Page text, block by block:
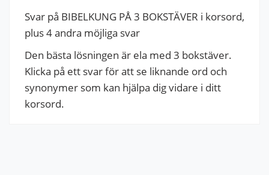
Svar på BIBELKUNG PÅ 3 BOKSTÄVER i korsord,
plus 4 andra möjliga svar
Den bästa lösningen är ela med 3 bokstäver.
Klicka på ett svar för att se liknande ord och
synonymer som kan hjälpa dig vidare i ditt
korsord.